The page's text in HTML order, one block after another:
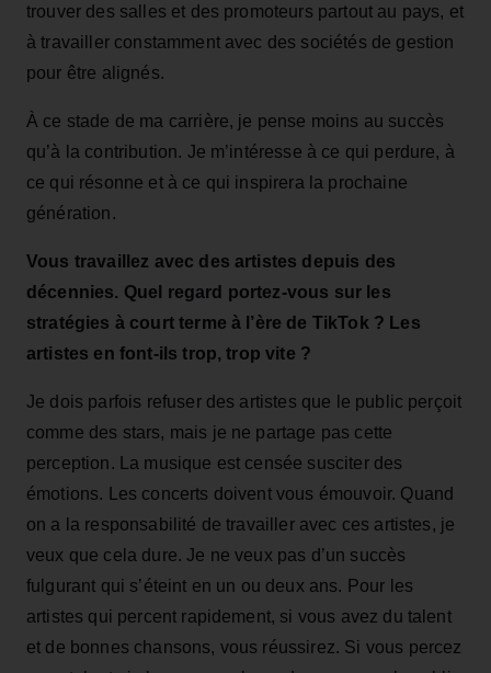
trouver des salles et des promoteurs partout au pays, et
à travailler constamment avec des sociétés de gestion
pour être alignés.
À ce stade de ma carrière, je pense moins au succès
qu’à la contribution. Je m’intéresse à ce qui perdure, à
ce qui résonne et à ce qui inspirera la prochaine
génération.
Vous travaillez avec des artistes depuis des
décennies. Quel regard portez‑vous sur les
stratégies à court terme à l’ère de TikTok ? Les
artistes en font‑ils trop, trop vite ?
Je dois parfois refuser des artistes que le public perçoit
comme des stars, mais je ne partage pas cette
perception. La musique est censée susciter des
émotions. Les concerts doivent vous émouvoir. Quand
on a la responsabilité de travailler avec ces artistes, je
veux que cela dure. Je ne veux pas d’un succès
fulgurant qui s’éteint en un ou deux ans. Pour les
artistes qui percent rapidement, si vous avez du talent
et de bonnes chansons, vous réussirez. Si vous percez